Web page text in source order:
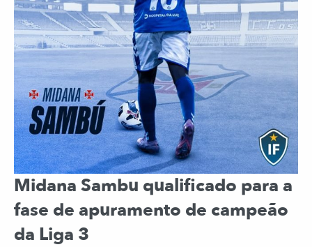
Midana Sambu qualificado para a
fase de apuramento de campeão
da Liga 3